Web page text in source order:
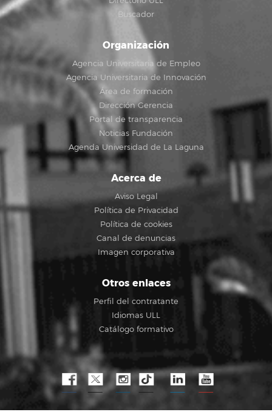
Buscador
Organización
Agencia Universitaria de Empleo
Agencia Universitaria de Innovación
Área de formación
Dirección Gerencia
Portal de transparencia
Noticias Fundación
Agenda Universidad de La Laguna
Acerca de
Aviso Legal
Política de Privacidad
Política de cookies
Canal de denuncias
Imagen corporativa
Otros enlaces
Perfil del contratante
Idiomas ULL
Catálogo formativo